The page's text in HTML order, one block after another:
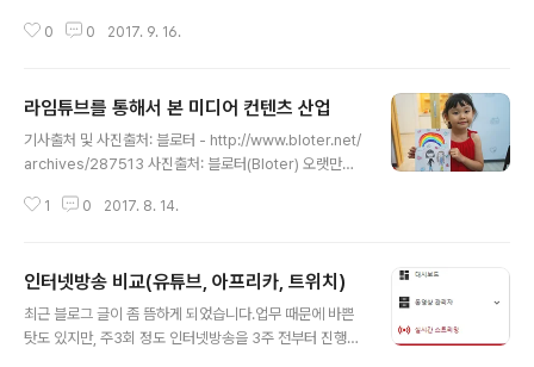
그런데, 수익 창출이 가능해졌다고 거기서 끝나는 것이 아
가능합니다. 어른들이 유튜브 등 동영상 수익을 극대화하
러한 키즈 채널을 운영하는 사람들에 대한 고발을 진행하
고 있다. 아이들이 유튜브 컨텐츠의 주제가 되는 것 자체는
아무런 문제가 없습니다. 하지만 그저 수익만을 위해서, 아
츠로 제작하고 내보낸다는 것은 결코 올바른 방법이 될 수
0 0 2017. 9. 16.
라임튜브를 통해서 본 미디어 컨텐츠 산업
기사출처 및 사진출처: 블로터 - http://www.bloter.net/
archives/287513 사진출처: 블로터(Bloter) 오랫만에
그대로 쓰기만 하는 블로그 글은 전혀 아닙니다) 기사 내용
을 같이 방송촬영을 하다가 또래 아이들에게 폭발적인 인
기를 끌게 되기 시작하였답니다. 그러면서 기사 본문에서
는 라임튜브가 인기를 끌게 된 비결을 크게 세가지를 꼽게
1 0 2017. 8. 14.
인터넷방송 비교(유튜브, 아프리카, 트위치)
최근 블로그 글이 좀 뜸하게 되었습니다.업무 때문에 바쁜
탓도 있지만, 주3회 정도 인터넷방송을 3주 전부터 진행했